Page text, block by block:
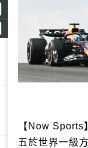
【Now Sports
五於世界一級